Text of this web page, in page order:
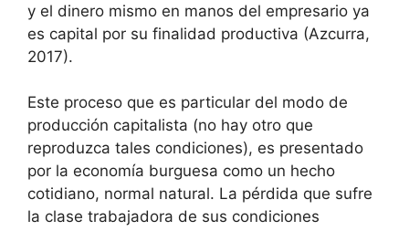
y el dinero mismo en manos del empresario ya
es capital por su finalidad productiva (Azcurra,
2017).
Este proceso que es particular del modo de
producción capitalista (no hay otro que
reproduzca tales condiciones), es presentado
por la economía burguesa como un hecho
cotidiano, normal natural. La pérdida que sufre
la clase trabajadora de sus condiciones